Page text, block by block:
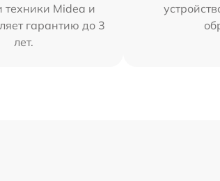
техники Midea и
гарантию до 3
лет.